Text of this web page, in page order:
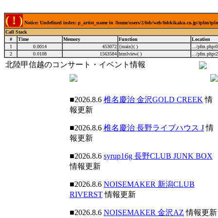
( ! ) Notice: Undefined index: p_artist_name in /home/users/2/fob/web/fobkikaku.co.jp/tplm/
Call Stack
#
Time Memory Function
Location
1
0.0014 453072 {main}( ) .../pfm.php:0
2
0.0108 1563584 htmlview( ) .../pfm.php:
北陸甲信越のコンサート・イベント情報
■2026.8.6 椎名慶治 金沢GOLD CREEK 情
報更新
■2026.8.6 椎名慶治 長野ライブハウス J情
報更新
■2026.8.6 syrup16g 長野CLUB JUNK BOX
情報更新
■2026.8.6 NOISEMAKER 新潟CLUB
RIVERST情報更新
■2026.8.6 NOISEMAKER 金沢AZ 情報更新